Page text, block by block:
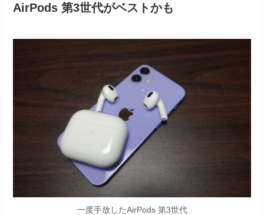
AirPods 第3世代がベストかも
一度手放したAirPods 第3世代